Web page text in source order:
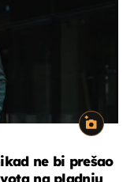
ne bi prešao
na pladnju